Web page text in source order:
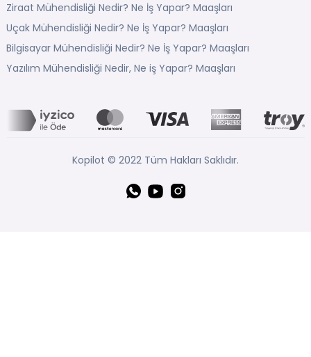
Ziraat Mühendisliği Nedir? Ne İş Yapar? Maaşları
Uçak Mühendisliği Nedir? Ne İş Yapar? Maaşları
Bilgisayar Mühendisliği Nedir? Ne İş Yapar? Maaşları
Yazılım Mühendisliği Nedir, Ne iş Yapar? Maaşları
Kopilot © 2022 Tüm Hakları Saklıdır.
Whatsapp
YouTubeInstagram